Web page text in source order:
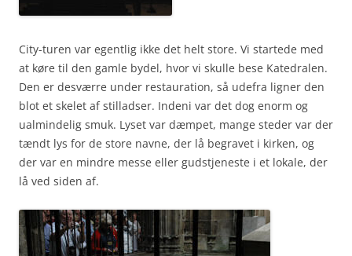
City-turen var egentlig ikke det helt store. Vi startede med
at køre til den gamle bydel, hvor vi skulle bese Katedralen.
Den er desværre under restauration, så udefra ligner den
blot et skelet af stilladser. Indeni var det dog enorm og
ualmindelig smuk. Lyset var dæmpet, mange steder var der
tændt lys for de store navne, der lå begravet i kirken, og
der var en mindre messe eller gudstjeneste i et lokale, der
lå ved siden af.